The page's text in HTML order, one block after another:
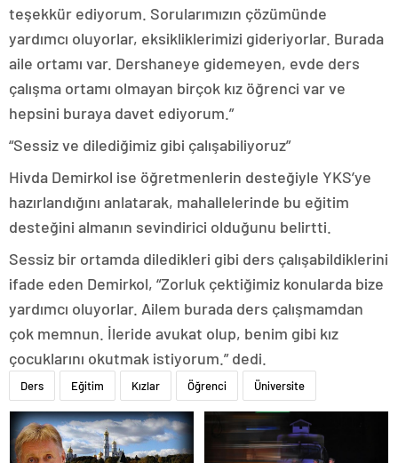
teşekkür ediyorum. Sorularımızın çözümünde
yardımcı oluyorlar, eksikliklerimizi gideriyorlar. Burada
aile ortamı var. Dershaneye gidemeyen, evde ders
çalışma ortamı olmayan birçok kız öğrenci var ve
hepsini buraya davet ediyorum.”
“Sessiz ve dilediğimiz gibi çalışabiliyoruz”
Hivda Demirkol ise öğretmenlerin desteğiyle YKS’ye
hazırlandığını anlatarak, mahallelerinde bu eğitim
desteğini almanın sevindirici olduğunu belirtti.
Sessiz bir ortamda diledikleri gibi ders çalışabildiklerini
ifade eden Demirkol, “Zorluk çektiğimiz konularda bize
yardımcı oluyorlar. Ailem burada ders çalışmamdan
çok memnun. İleride avukat olup, benim gibi kız
çocuklarını okutmak istiyorum.” dedi.
Ders Eğitim Kızlar Öğrenci Üniversite